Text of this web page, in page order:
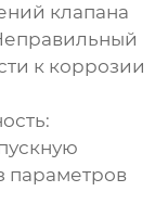
клапана
к коррозии
параметров